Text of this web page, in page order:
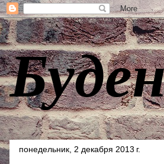
понедельник, 2 декабря 2013 г.